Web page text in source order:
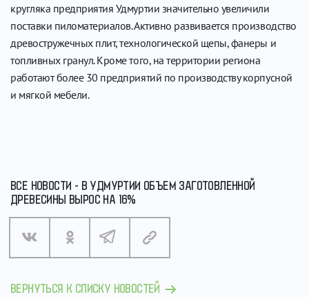
кругляка предприятия Удмуртии значительно увеличили
поставки пиломатериалов. Активно развивается производство
древостружечных плит, технологической щепы, фанеры и
топливных гранул. Кроме того, на территории региона
работают более 30 предприятий по производству корпусной
и мягкой мебели.
ВСЕ НОВОСТИ - В УДМУРТИИ ОБЪЕМ ЗАГОТОВЛЕННОЙ
ДРЕВЕСИНЫ ВЫРОС НА 16%
ВЕРНУТЬСЯ К СПИСКУ НОВОСТЕЙ